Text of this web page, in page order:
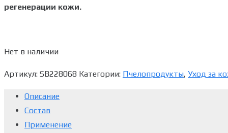
регенерации кожи.
Нет в наличии
Артикул: SB228068 Категории: Пчелопродукты, Уход за
Описание
Состав
Применение